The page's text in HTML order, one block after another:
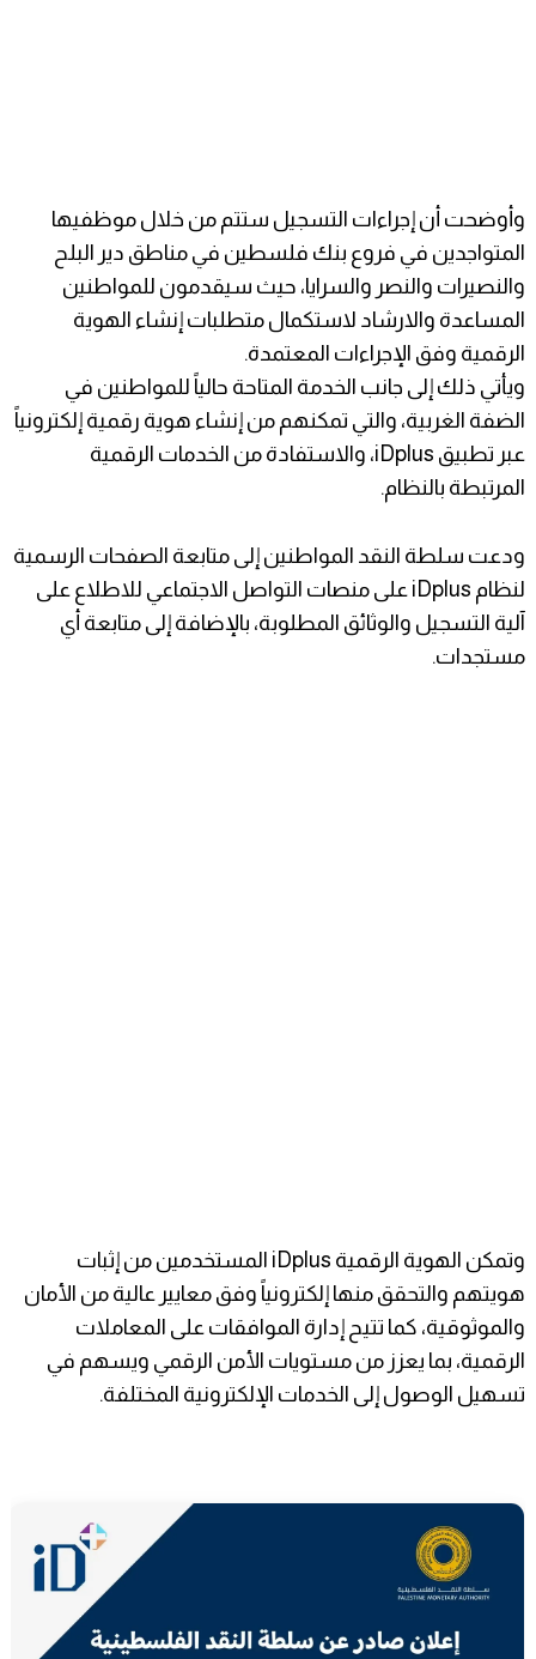
وأوضحت أن إجراءات التسجيل ستتم من خلال موظفيها
المتواجدين في فروع بنك فلسطين في مناطق دير البلح
والنصيرات والنصر والسرايا، حيث سيقدمون للمواطنين
المساعدة والارشاد لاستكمال متطلبات إنشاء الهوية
الرقمية وفق الإجراءات المعتمدة.
ويأتي ذلك إلى جانب الخدمة المتاحة حالياً للمواطنين في
الضفة الغربية، والتي تمكنهم من إنشاء هوية رقمية إلكترونياً
عبر تطبيق iDplus، والاستفادة من الخدمات الرقمية
المرتبطة بالنظام.
ودعت سلطة النقد المواطنين إلى متابعة الصفحات الرسمية
لنظام iDplus على منصات التواصل الاجتماعي للاطلاع على
آلية التسجيل والوثائق المطلوبة، بالإضافة إلى متابعة أي
مستجدات.
وتمكن الهوية الرقمية iDplus المستخدمين من إثبات
هويتهم والتحقق منها إلكترونياً وفق معايير عالية من الأمان
والموثوقية، كما تتيح إدارة الموافقات على المعاملات
الرقمية، بما يعزز من مستويات الأمن الرقمي ويسهم في
تسهيل الوصول إلى الخدمات الإلكترونية المختلفة.